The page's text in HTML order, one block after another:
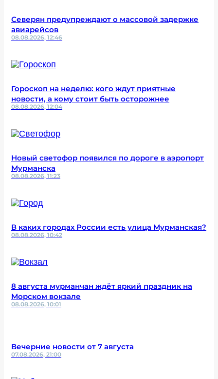
Северян предупреждают о массовой задержке
авиарейсов
08.08.2026, 12:46
Гороскоп на неделю: кого ждут приятные
новости, а кому стоит быть осторожнее
08.08.2026, 12:04
Новый светофор появился по дороге в аэропорт
Мурманска
08.08.2026, 11:23
В каких городах России есть улица Мурманская?
08.08.2026, 10:42
8 августа мурманчан ждёт яркий праздник на
Морском вокзале
08.08.2026, 10:01
Вечерние новости от 7 августа
07.08.2026, 21:00